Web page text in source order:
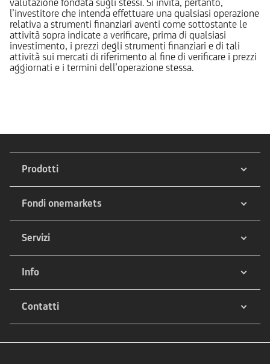
valutazione fondata sugli stessi. Si invita, pertanto,
l’investitore che intenda effettuare una qualsiasi operazione
relativa a strumenti finanziari aventi come sottostante le
attività sopra indicate a verificare, prima di qualsiasi
investimento, i prezzi degli strumenti finanziari e di tali
attività sui mercati di riferimento al fine di verificare i prezzi
aggiornati e i termini dell’operazione stessa.
Prodotti
Fondi onemarkets
Servizi
Info
Contatti